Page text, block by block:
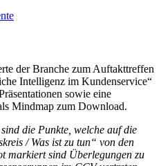
der Branche zum Auftakttreffen
Intelligenz im Kundenservice“
sowie eine
Mindmap zum Download.
die Punkte, welche auf die
/ Was ist zu tun“ von den
markiert sind Überlegungen zu